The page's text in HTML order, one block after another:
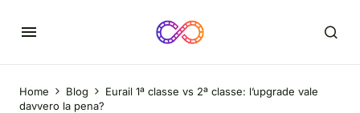
Home Blog
Eurail 1ª classe vs 2ª classe: l’upgrade vale
davvero la pena?